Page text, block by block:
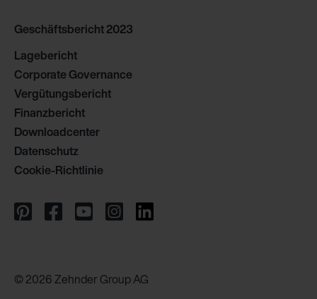
Geschäftsbericht 2023
Lagebericht
Corporate Governance
Vergütungsbericht
Finanzbericht
Downloadcenter
Datenschutz
Cookie-Richtlinie
© 2026 Zehnder Group AG